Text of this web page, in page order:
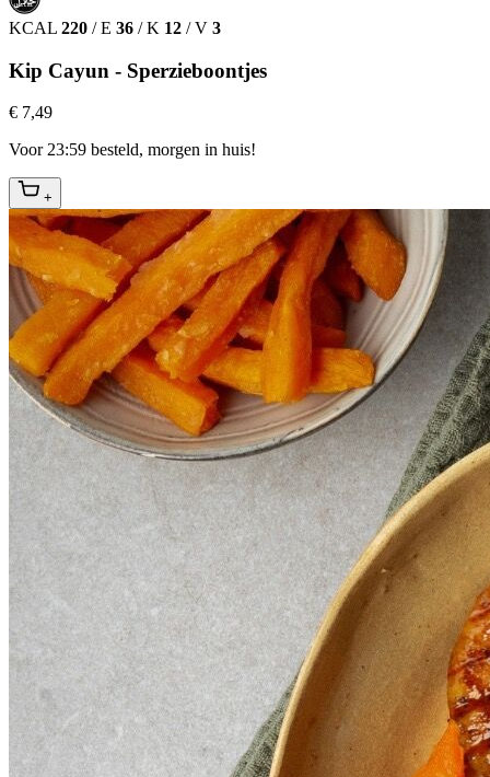
HALAL
KCAL 220 / E 36 / K 12 / V 3
Kip Cayun - Sperzieboontjes
€ 7,49
Voor 23:59 besteld, morgen in huis!
+